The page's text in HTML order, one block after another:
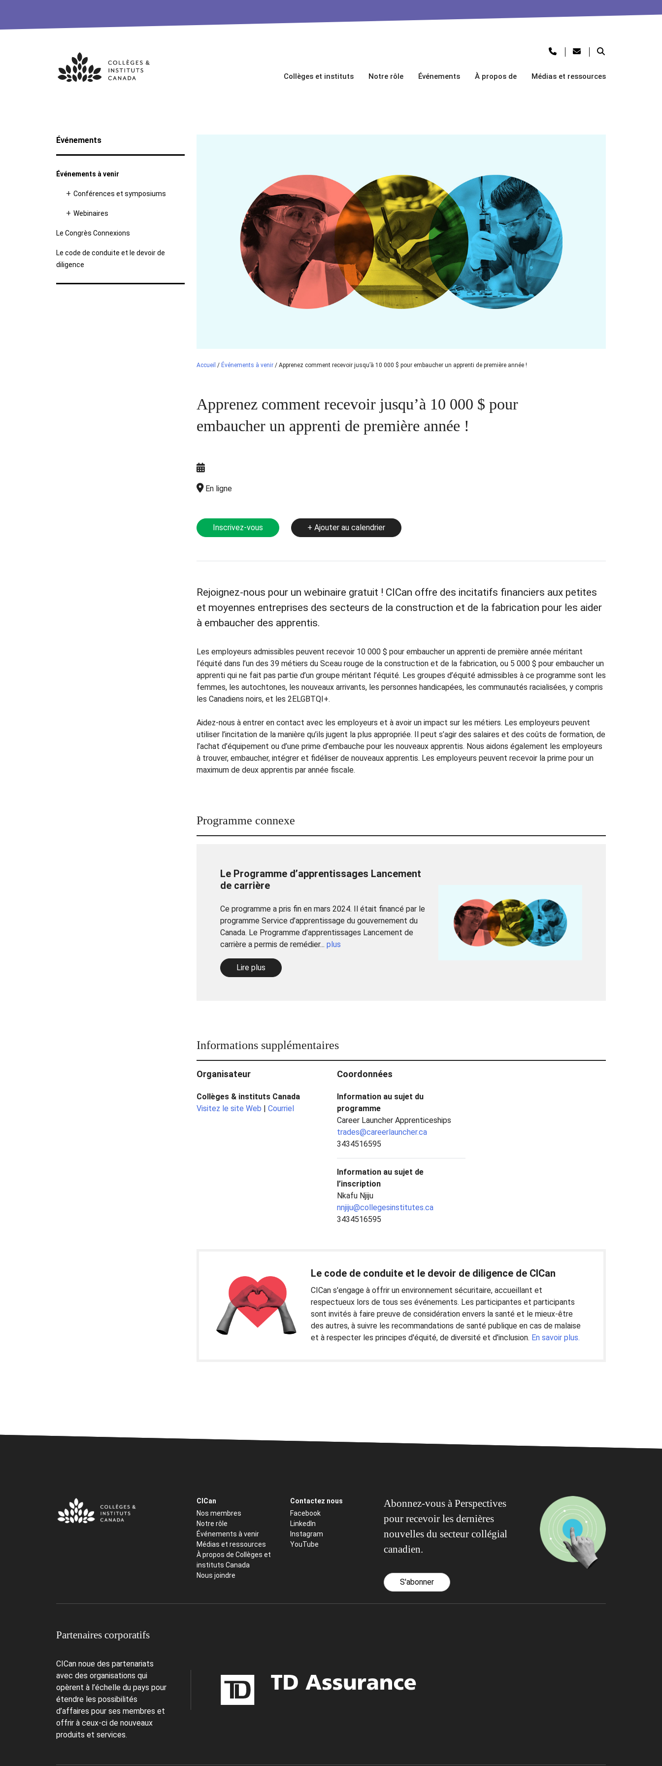
Skip
Collèges et instituts Notre rôle Événements À propos de Médias et ressources
Événements
Événements à venir
Conférences et symposiums
Webinaires
Le Congrès Connexions
Le code de conduite et le devoir de
diligence
Accueil / Événements à venir / Apprenez comment recevoir jusqu’à 10 000 $ pour embaucher un apprenti de première année !
Apprenez comment recevoir jusqu’à 10 000 $ pour
embaucher un apprenti de première année !
En ligne
Inscrivez-vous + Ajouter au calendrier
Rejoignez-nous pour un webinaire gratuit ! CICan offre des incitatifs financiers aux petites
et moyennes entreprises des secteurs de la construction et de la fabrication pour les aider
à embaucher des apprentis.
Les employeurs admissibles peuvent recevoir 10 000 $ pour embaucher un apprenti de première année méritant
l’équité dans l’un des 39 métiers du Sceau rouge de la construction et de la fabrication, ou 5 000 $ pour embaucher un
apprenti qui ne fait pas partie d’un groupe méritant l’équité. Les groupes d’équité admissibles à ce programme sont les
femmes, les autochtones, les nouveaux arrivants, les personnes handicapées, les communautés racialisées, y compris
les Canadiens noirs, et les 2ELGBTQI+.
Aidez-nous à entrer en contact avec les employeurs et à avoir un impact sur les métiers. Les employeurs peuvent
utiliser l’incitation de la manière qu’ils jugent la plus appropriée. Il peut s’agir des salaires et des coûts de formation, de
l’achat d’équipement ou d’une prime d’embauche pour les nouveaux apprentis. Nous aidons également les employeurs
à trouver, embaucher, intégrer et fidéliser de nouveaux apprentis. Les employeurs peuvent recevoir la prime pour un
maximum de deux apprentis par année fiscale.
Programme connexe
Le Programme d’apprentissages Lancement
de carrière
Ce programme a pris fin en mars 2024. Il était financé par le
programme Service d’apprentissage du gouvernement du
Canada. Le Programme d’apprentissages Lancement de
carrière a permis de remédier... plus
Lire plus
Informations supplémentaires
Organisateur
Collèges & instituts Canada
Visitez le site Web | Courriel
Coordonnées
Information au sujet du
programme
Career Launcher Apprenticeships
trades@careerlauncher.ca
3434516595
Information au sujet de
l’inscription
Nkafu Njiju
nnjiju@collegesinstitutes.ca
3434516595
Le code de conduite et le devoir de diligence de CICan
CICan s'engage à offrir un environnement sécuritaire, accueillant et
respectueux lors de tous ses événements. Les participantes et participants
sont invités à faire preuve de considération envers la santé et le mieux-être
des autres, à suivre les recommandations de santé publique en cas de malaise
et à respecter les principes d'équité, de diversité et d'inclusion. En savoir plus.
CICan
Nos membres
Notre rôle
Événements à venir
Médias et ressources
À propos de Collèges et
instituts Canada
Nous joindre
Contactez nous
Facebook
LinkedIn
Instagram
YouTube
Abonnez-vous à Perspectives
pour recevoir les dernières
nouvelles du secteur collégial
canadien.
S'abonner
Partenaires corporatifs
CICan noue des partenariats
avec des organisations qui
opèrent à l’échelle du pays pour
étendre les possibilités
d’affaires pour ses membres et
offrir à ceux-ci de nouveaux
produits et services.